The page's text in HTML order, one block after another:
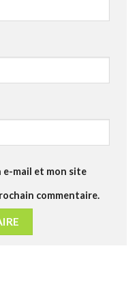
e-mail et mon site
commentaire.